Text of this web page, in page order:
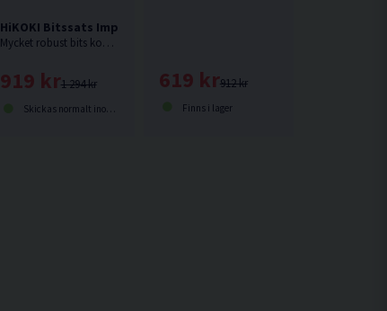
HiKOKI Bitssats Impact 21 delar
Mycket robust bits konstruerad för att klara hög påfrestning, Klarar utan problem av långa skruvar i hårt trä utan att gå sönder.
1 294 kr
919 kr
Skickas normalt inom 1-3 dagar
912 kr
619 kr
Finns i lager